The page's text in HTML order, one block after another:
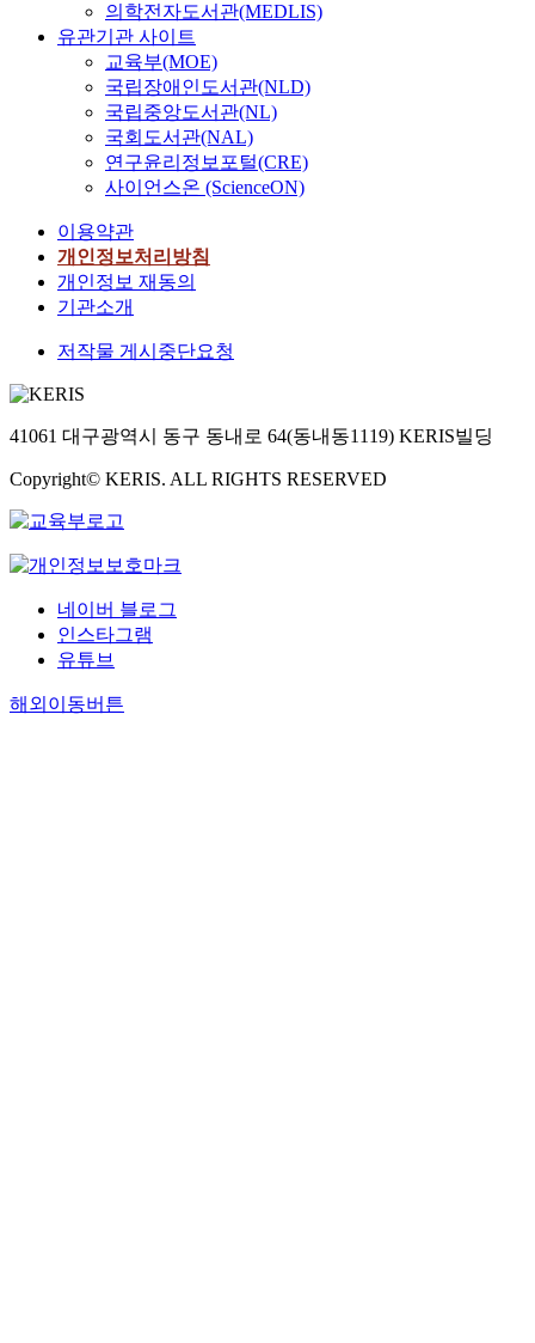
의학전자도서관(MEDLIS)
유관기관 사이트
교육부(MOE)
국립장애인도서관(NLD)
국립중앙도서관(NL)
국회도서관(NAL)
연구윤리정보포털(CRE)
사이언스온 (ScienceON)
이용약관
개인정보처리방침
개인정보 재동의
기관소개
저작물 게시중단요청
41061 대구광역시 동구 동내로 64(동내동1119) KERIS빌딩
Copyright© KERIS. ALL RIGHTS RESERVED
네이버 블로그
인스타그램
유튜브
해외이동버튼